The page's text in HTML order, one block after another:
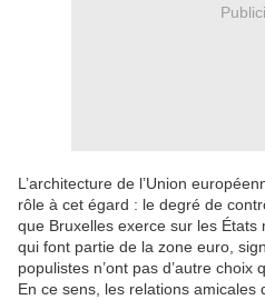
L’architecture de l’Union
rôle à cet égard : le degré de
que Bruxelles exerce sur les
qui font partie de la zone euro,
populistes n’ont pas d’autre choix
En ce sens, les relations amicales